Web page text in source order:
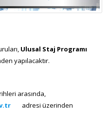
Ulusal Staj Programı
yapılacaktır.
arasında,
adresi üzerinden